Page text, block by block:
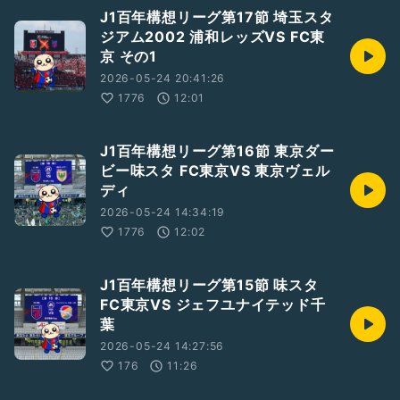
J1百年構想リーグ第17節 埼玉スタ
ジアム2002 浦和レッズVS FC東
京 その1
2026-05-24 20:41:26
1776
12:01
J1百年構想リーグ第16節 東京ダー
ビー味スタ FC東京VS 東京ヴェル
ディ
2026-05-24 14:34:19
1776
12:02
J1百年構想リーグ第15節 味スタ
FC東京VS ジェフユナイテッド千
葉
2026-05-24 14:27:56
176
11:26